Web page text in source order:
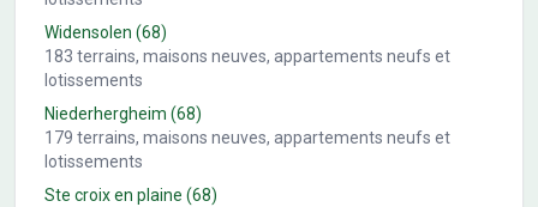
Widensolen (68)
183 terrains, maisons neuves, appartements neufs et
lotissements
Niederhergheim (68)
179 terrains, maisons neuves, appartements neufs et
lotissements
Ste croix en plaine (68)